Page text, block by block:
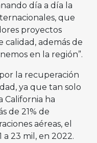
día a día la
que
proyectos
además de
en la región”.
la recuperación
ya que tan solo
California ha
de 21% de
aéreas, el
23 mil, en 2022.